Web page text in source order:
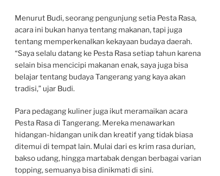
Menurut Budi, seorang pengunjung setia Pesta Rasa,
acara ini bukan hanya tentang makanan, tapi juga
tentang memperkenalkan kekayaan budaya daerah.
“Saya selalu datang ke Pesta Rasa setiap tahun karena
selain bisa mencicipi makanan enak, saya juga bisa
belajar tentang budaya Tangerang yang kaya akan
tradisi,” ujar Budi.
Para pedagang kuliner juga ikut meramaikan acara
Pesta Rasa di Tangerang. Mereka menawarkan
hidangan-hidangan unik dan kreatif yang tidak biasa
ditemui di tempat lain. Mulai dari es krim rasa durian,
bakso udang, hingga martabak dengan berbagai varian
topping, semuanya bisa dinikmati di sini.